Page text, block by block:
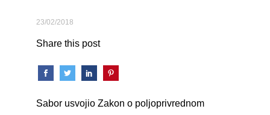
23/02/2018
Share this post
Sabor usvojio Zakon o poljoprivrednom